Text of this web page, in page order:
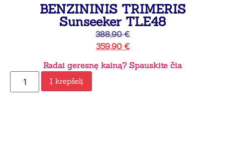
BENZININIS TRIMERIS
Sunseeker TLE48
388,90€
359,90 €
Radai geresnę kainą? Spauskite čia
Į krepšelį